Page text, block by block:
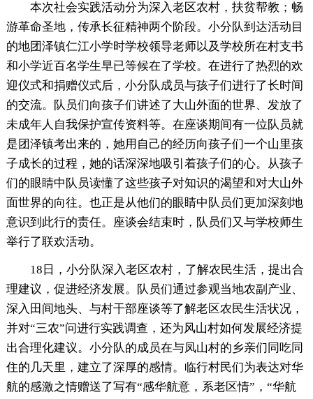
本次社会实践活动分为深入老区农村，扶贫帮教；畅
游革命圣地，传承长征精神两个阶段。小分队到达活动目
的地团泽镇仁江小学时学校领导老师以及学校所在村支书
和小学近百名学生早已等候在了学校。在进行了热烈的欢
迎仪式和捐赠仪式后，小分队成员与孩子们进行了长时间
的交流。队员们向孩子们讲述了大山外面的世界、发放了
未成年人自我保护宣传资料等。在座谈期间有一位队员就
是团泽镇考出来的，她用自己的经历向孩子们一个山里孩
子成长的过程，她的话深深地吸引着孩子们的心。从孩子
们的眼睛中队员读懂了这些孩子对知识的渴望和对大山外
面世界的向往。也正是从他们的眼睛中队员们更加深刻地
意识到此行的责任。座谈会结束时，队员们又与学校师生
举行了联欢活动。
18日，小分队深入老区农村，了解农民生活，提出合
理建议，促进经济发展。队员们通过参观当地农副产业、
深入田间地头、与村干部座谈等了解老区农民生活状况，
并对“三农”问进行实践调查，还为风山村如何发展经济提
出合理化建议。小分队的成员在与凤山村的乡亲们同吃同
住的几天里，建立了深厚的感情。临行村民们为表达对华
航的感激之情赠送了写有“感华航意，系老区情”，“华航